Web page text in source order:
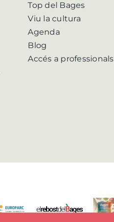
Top del Bages
Viu la cultura
Agenda
Blog
Accés a professionals